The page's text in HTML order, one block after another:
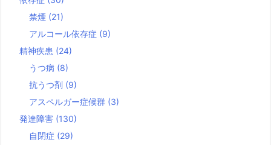
禁煙 (21)
アルコール依存症 (9)
精神疾患 (24)
うつ病 (8)
抗うつ剤 (9)
アスペルガー症候群 (3)
発達障害 (130)
自閉症 (29)